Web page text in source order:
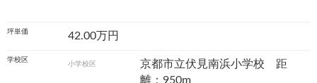
坪単価 42.00万円
学校区
小学校区
京都市立伏見南浜小学校 距
離：950m